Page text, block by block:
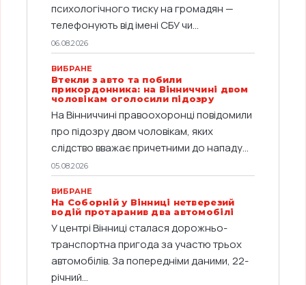
психологічного тиску на громадян —
телефонують від імені СБУ чи...
06.08.2026
ВИБРАНЕ
Втекли з авто та побили
прикордонника: на Вінниччині двом
чоловікам оголосили підозру
На Вінниччині правоохоронці повідомили
про підозру двом чоловікам, яких
слідство вважає причетними до нападу...
05.08.2026
ВИБРАНЕ
На Соборній у Вінниці нетверезий
водій протаранив два автомобілі
У центрі Вінниці сталася дорожньо-
транспортна пригода за участю трьох
автомобілів. За попередніми даними, 22-
річний...